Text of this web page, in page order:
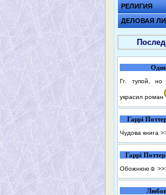
РЕЛИГИЯ
ДЕЛОВАЯ
Гг. тупой, но
украсил роман
Гаррі
Чудова книга
Гаррі
Обожнюю☺️